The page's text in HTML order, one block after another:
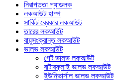
নিরাপত্তা প্যাডলক
লকআউট হাস্প
সার্কিট ব্রেকার লকআউট
তারের লকআউট
বায়ুসংক্রান্ত লকআউট
ভালভ লকআউট
গেট ভালভ লকআউট
বাটারফ্লাই ভালভ লকআউট
ইউনিভার্সাল ভালভ লকআউট